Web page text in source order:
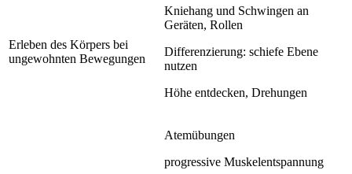
Erleben des Körpers bei
ungewohnten Bewegungen
Kniehang und Schwingen an
Geräten, Rollen
Differenzierung: schiefe Ebene
nutzen
Höhe entdecken, Drehungen
Atemübungen
progressive Muskelentspannung